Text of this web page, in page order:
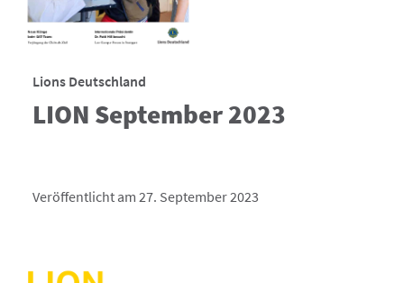
Lions Deutschland
LION September 2023
Veröffentlicht am 27. September 2023